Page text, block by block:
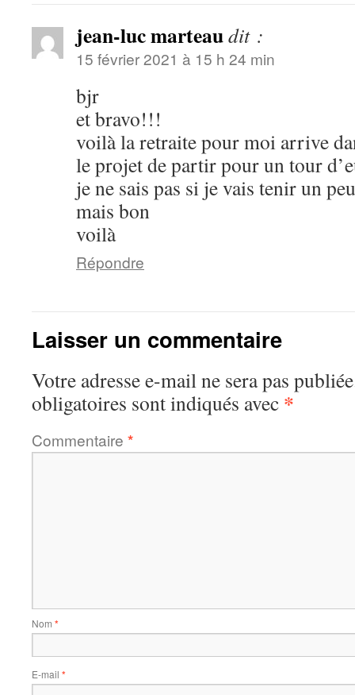
jean-luc marteaudit :
15 février 2021 à 15 h 24 min
bjr
et bravo!!!
voilà la retraite pour moi arrive
le projet de partir pour un tour
je ne sais pas si je vais tenir un
mais bon
voilà
Répondre
Laisser un commentaire
Votre adresse e-mail ne sera pas
obligatoires sont indiqués avec *
Commentaire *
Nom *
E-mail *